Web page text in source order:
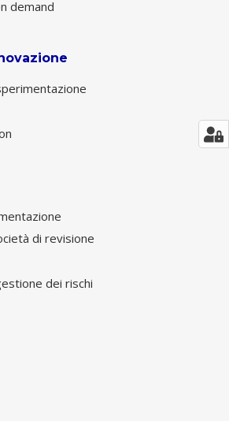
demand
di revisione
dei rischi